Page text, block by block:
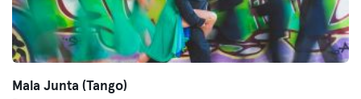
Mala Junta (Tango)